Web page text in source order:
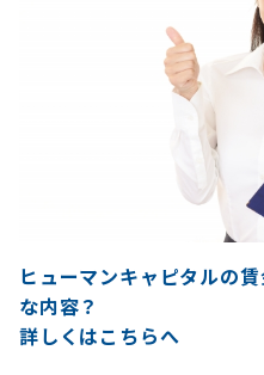
ヒューマンキャピタルの
な内容？
詳しくはこちらへ